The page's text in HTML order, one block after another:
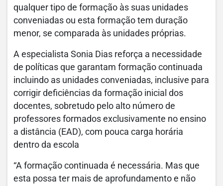
qualquer tipo de formação às suas unidades
conveniadas ou esta formação tem duração
menor, se comparada às unidades próprias.
A especialista Sonia Dias reforça a necessidade
de políticas que garantam formação continuada
incluindo as unidades conveniadas, inclusive para
corrigir deficiências da formação inicial dos
docentes, sobretudo pelo alto número de
professores formados exclusivamente no ensino
a distância (EAD), com pouca carga horária
dentro da escola
“A formação continuada é necessária. Mas que
esta possa ter mais de aprofundamento e não